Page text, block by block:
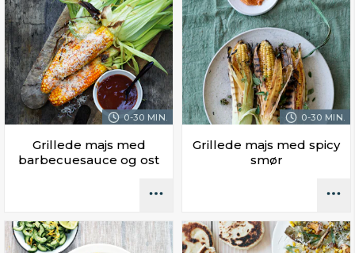
0-30 MIN.
Grillede majs med
barbecuesauce og ost
0-30 MIN.
Grillede majs med spicy
smør